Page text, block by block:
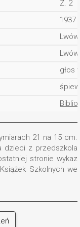
Z. 2
1937
głos
21 na 15 cm.
dzieci z przedszkola
stronie wykaz
Szkolnych we